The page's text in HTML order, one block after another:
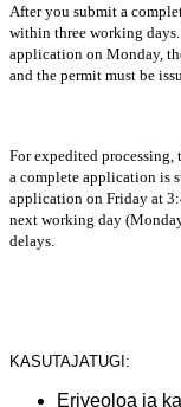
After you submit a
within three working
application on Monday,
and the permit must be
For expedited
a complete application is
application on Friday at
next working day
delays.
KASUTAJATUGI:
Eriveoloa ja